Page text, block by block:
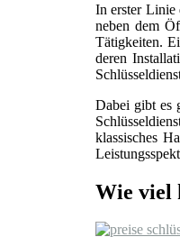
In erster Linie
neben dem
Tätigkeiten.
deren
Dabei gibt es
klassisches
Wie viel